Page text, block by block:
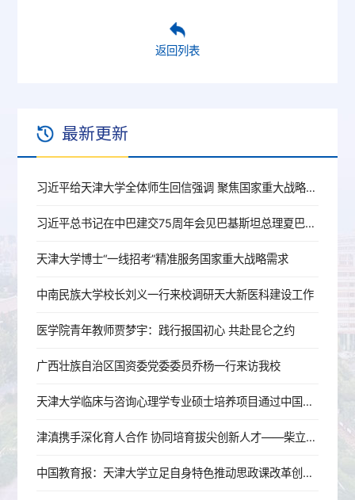
返回列表
最新更新
习近平给天津大学全体师生回信强调 聚焦国家重大战略需求提高人才培养质量 更好服务经济社会发展
习近平总书记在中巴建交75周年会见巴基斯坦总理夏巴兹重要指示精神专题联学会召开
天津大学博士“一线招考”精准服务国家重大战略需求
中南民族大学校长刘义一行来校调研天大新医科建设工作
医学院青年教师贾梦宇：践行报国初心 共赴昆仑之约
广西壮族自治区国资委党委委员乔杨一行来访我校
天津大学临床与咨询心理学专业硕士培养项目通过中国心理学会注册认证
津滇携手深化育人合作 协同培育拔尖创新人才——柴立元校长赴云南开展校地育人合作交流
中国教育报：天津大学立足自身特色推动思政课改革创新——用“理工配方”推导育人最优解